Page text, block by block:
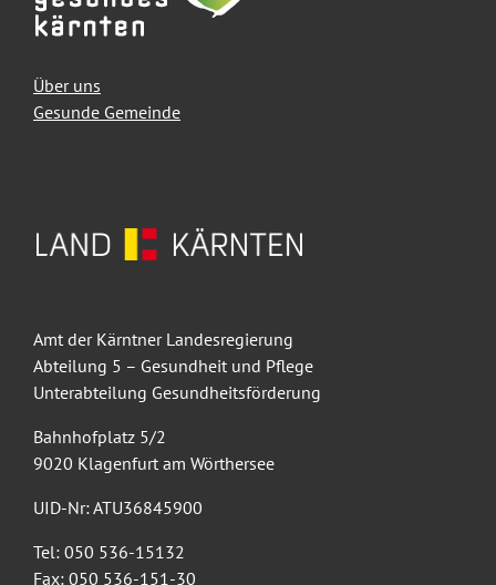
Über uns
Gesunde Gemeinde
Amt der Kärntner Landesregierung
Abteilung 5 – Gesundheit und Pflege
Unterabteilung Gesundheitsförderung
Bahnhofplatz 5/2
9020 Klagenfurt am Wörthersee
UID-Nr: ATU36845900
Tel: 050 536-15132
Fax: 050 536-151-30